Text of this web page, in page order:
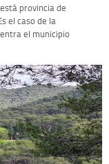
provincia de
el caso de la
el municipio